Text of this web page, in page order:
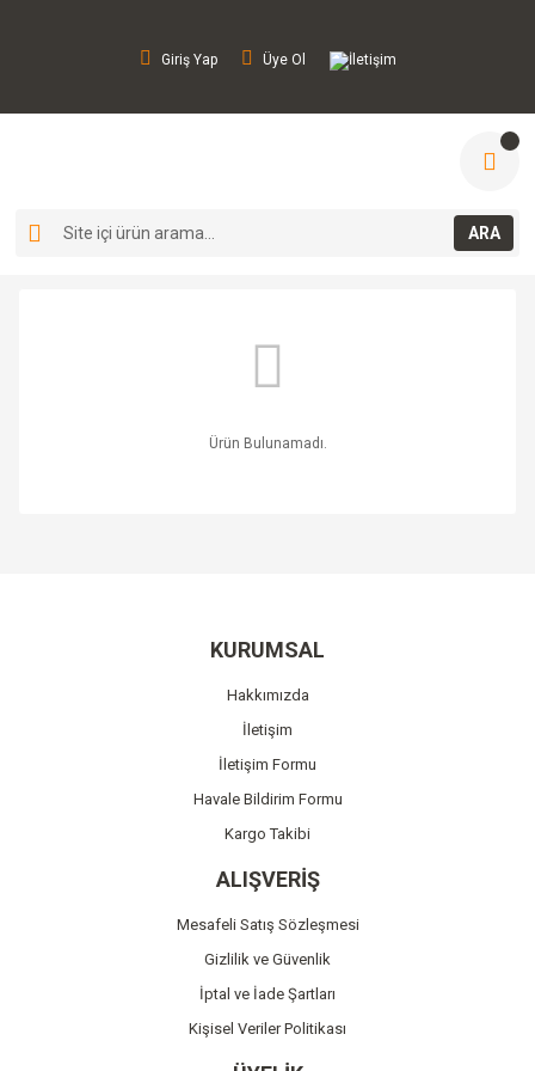
Giriş Yap Üye Ol İletişim
ARA
Ürün Bulunamadı.
KURUMSAL
Hakkımızda
İletişim
İletişim Formu
Havale Bildirim Formu
Kargo Takibi
ALIŞVERİŞ
Mesafeli Satış Sözleşmesi
Gizlilik ve Güvenlik
İptal ve İade Şartları
Kişisel Veriler Politikası